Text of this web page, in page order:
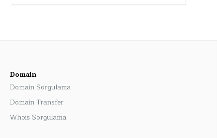
Domain
Domain Sorgulama
Domain Transfer
Whois Sorgulama